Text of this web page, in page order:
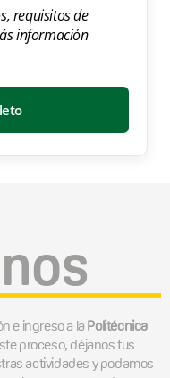
requisitos de
información
e ingreso a laPolitécnica
proceso, déjanos tus
actividades y podamos